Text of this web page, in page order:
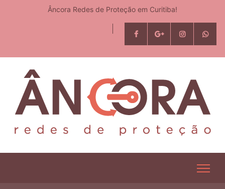
Âncora Redes de Proteção em Curitiba!